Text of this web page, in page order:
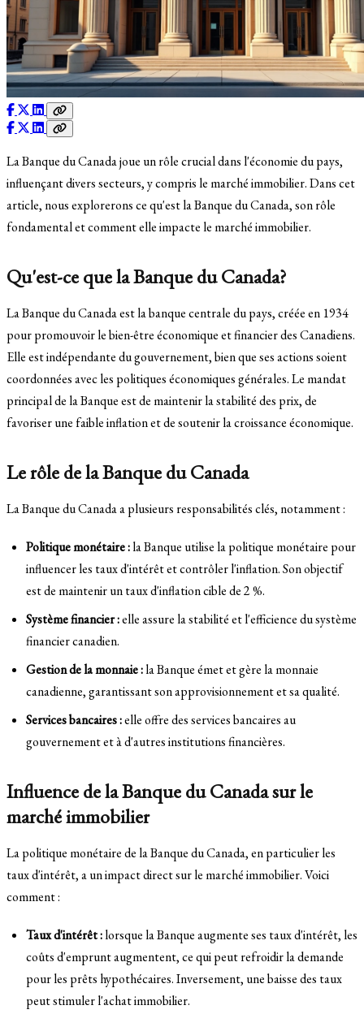
La Banque du Canada joue un rôle crucial dans l'économie du pays,
influençant divers secteurs, y compris le marché immobilier. Dans cet
article, nous explorerons ce qu'est la Banque du Canada, son rôle
fondamental et comment elle impacte le marché immobilier.
Qu'est-ce que la Banque du Canada?
La Banque du Canada est la banque centrale du pays, créée en 1934
pour promouvoir le bien-être économique et financier des Canadiens.
Elle est indépendante du gouvernement, bien que ses actions soient
coordonnées avec les politiques économiques générales. Le mandat
principal de la Banque est de maintenir la stabilité des prix, de
favoriser une faible inflation et de soutenir la croissance économique.
Le rôle de la Banque du Canada
La Banque du Canada a plusieurs responsabilités clés, notamment :
Politique monétaire :la Banque utilise la politique monétaire pour
influencer les taux d'intérêt et contrôler l'inflation. Son objectif
est de maintenir un taux d'inflation cible de 2 %.
Système financier :elle assure la stabilité et l'efficience du système
financier canadien.
Gestion de la monnaie :la Banque émet et gère la monnaie
canadienne, garantissant son approvisionnement et sa qualité.
Services bancaires :elle offre des services bancaires au
gouvernement et à d'autres institutions financières.
Influence de la Banque du Canada sur le
marché immobilier
La politique monétaire de la Banque du Canada, en particulier les
taux d'intérêt, a un impact direct sur le marché immobilier. Voici
comment :
Taux d'intérêt :lorsque la Banque augmente ses taux d'intérêt, les
coûts d'emprunt augmentent, ce qui peut refroidir la demande
pour les prêts hypothécaires. Inversement, une baisse des taux
peut stimuler l'achat immobilier.